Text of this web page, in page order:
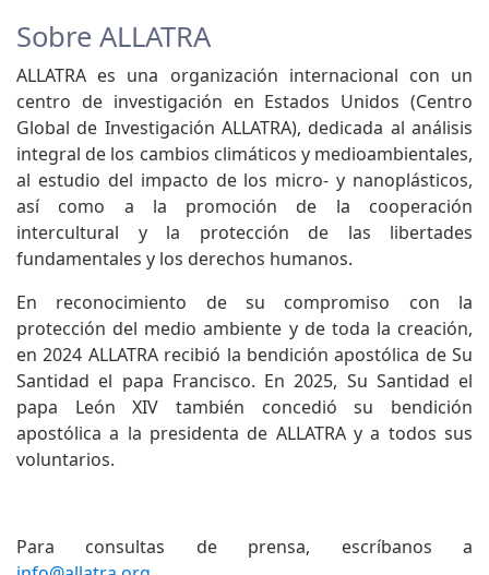
Sobre ALLATRA
ALLATRA es una organización internacional con un
centro de investigación en Estados Unidos (Centro
Global de Investigación ALLATRA), dedicada al análisis
integral de los cambios climáticos y medioambientales,
al estudio del impacto de los micro- y nanoplásticos,
así como a la promoción de la cooperación
intercultural y la protección de las libertades
fundamentales y los derechos humanos.
En reconocimiento de su compromiso con la
protección del medio ambiente y de toda la creación,
en 2024 ALLATRA recibió la bendición apostólica de Su
Santidad el papa Francisco. En 2025, Su Santidad el
papa León XIV también concedió su bendición
apostólica a la presidenta de ALLATRA y a todos sus
voluntarios.
Para consultas de prensa, escríbanos a